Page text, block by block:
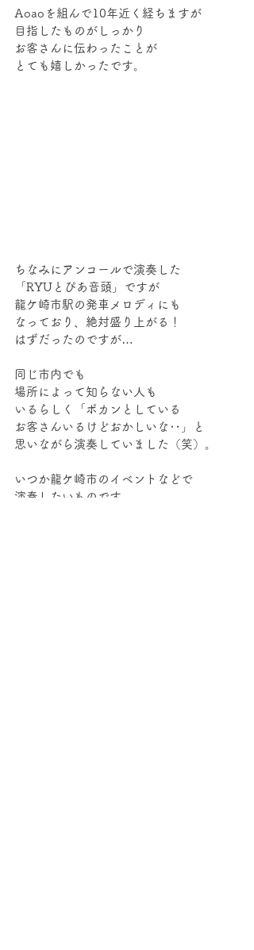
Aoaoを組んで10年近く経ちますが
目指したものがしっかり
お客さんに伝わったことが
とても嬉しかったです。
ちなみにアンコールで演奏した
「RYUとぴあ音頭」ですが
龍ケ崎市駅の発車メロディにも
なっており、絶対盛り上がる！
はずだったのですが…
同じ市内でも
場所によって知らない人も
いるらしく「ポカンとしている
お客さんいるけどおかしいな‥」と
思いながら演奏していました（笑）。
いつか龍ケ崎市のイベントなどで
演奏したいものです。